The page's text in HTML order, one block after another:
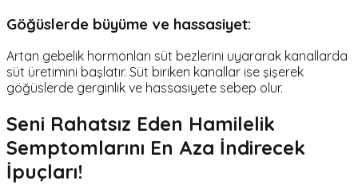
Göğüslerde büyüme ve hassasiyet:
Artan gebelik hormonları süt bezlerini uyararak kanallarda
süt üretimini başlatır. Süt biriken kanallar ise şişerek
göğüslerde gerginlik ve hassasiyete sebep olur.
Seni Rahatsız Eden Hamilelik
Semptomlarını En Aza İndirecek
İpuçları!